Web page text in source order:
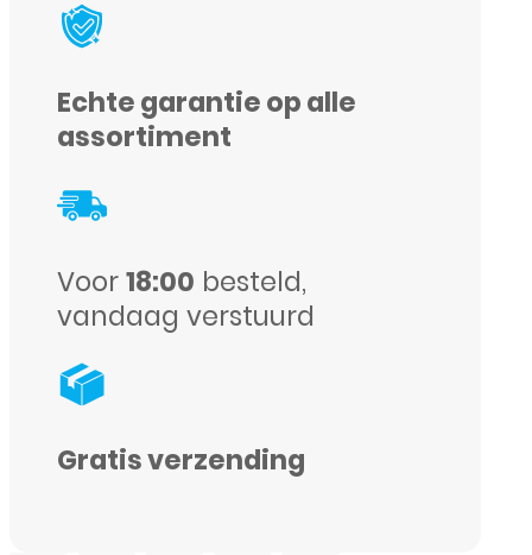
Display
and
Digitizer
Black
Cell)
aantal
Echte garantie op alle
assortiment
Voor18:00 besteld,
vandaag verstuurd
Gratis verzending